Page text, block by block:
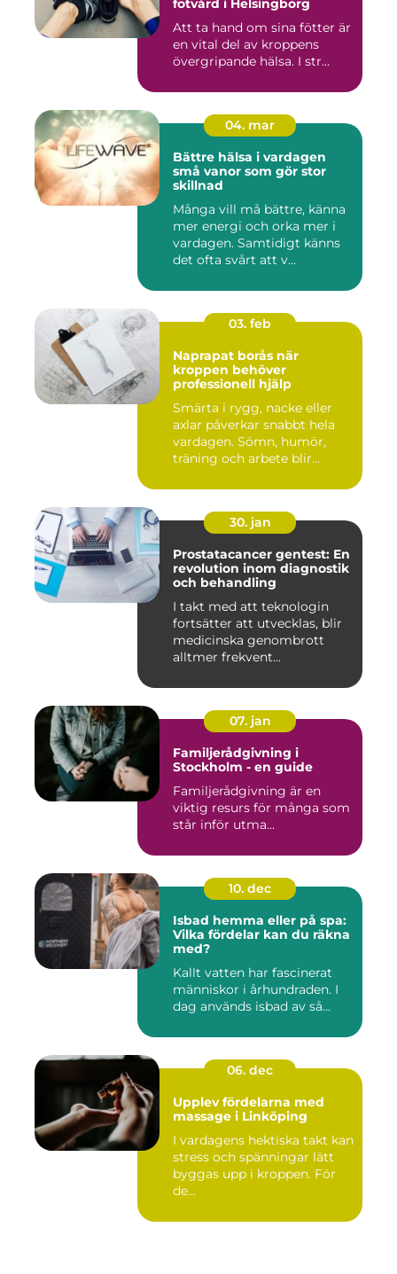
fotvård i Helsingborg
Att ta hand om sina fötter är
en vital del av kroppens
övergripande hälsa. I str...
04. mar
Bättre hälsa i vardagen
små vanor som gör stor
skillnad
Många vill må bättre, känna
mer energi och orka mer i
vardagen. Samtidigt känns
det ofta svårt att v...
03. feb
Naprapat borås när
kroppen behöver
professionell hjälp
Smärta i rygg, nacke eller
axlar påverkar snabbt hela
vardagen. Sömn, humör,
träning och arbete blir...
30. jan
Prostatacancer gentest: En
revolution inom diagnostik
och behandling
I takt med att teknologin
fortsätter att utvecklas, blir
medicinska genombrott
alltmer frekvent...
07. jan
Familjerådgivning i
Stockholm - en guide
Familjerådgivning är en
viktig resurs för många som
står inför utma...
10. dec
Isbad hemma eller på spa:
Vilka fördelar kan du räkna
med?
Kallt vatten har fascinerat
människor i århundraden. I
dag används isbad av så...
06. dec
Upplev fördelarna med
massage i Linköping
I vardagens hektiska takt kan
stress och spänningar lätt
byggas upp i kroppen. För
de...